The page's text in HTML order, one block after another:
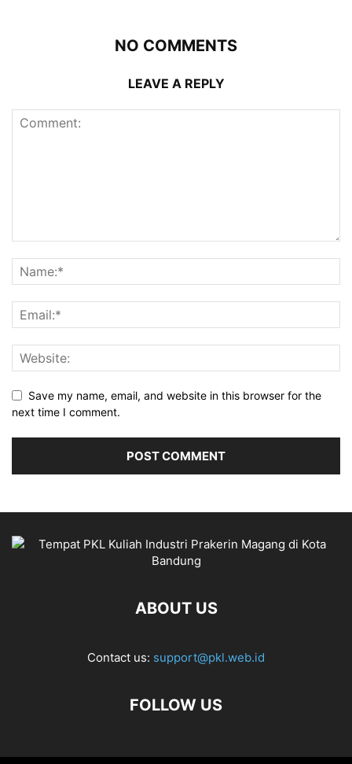
NO COMMENTS
LEAVE A REPLY
Save my name, email, and website in this browser for the
next time I comment.
ABOUT US
Contact us: support@pkl.web.id
FOLLOW US